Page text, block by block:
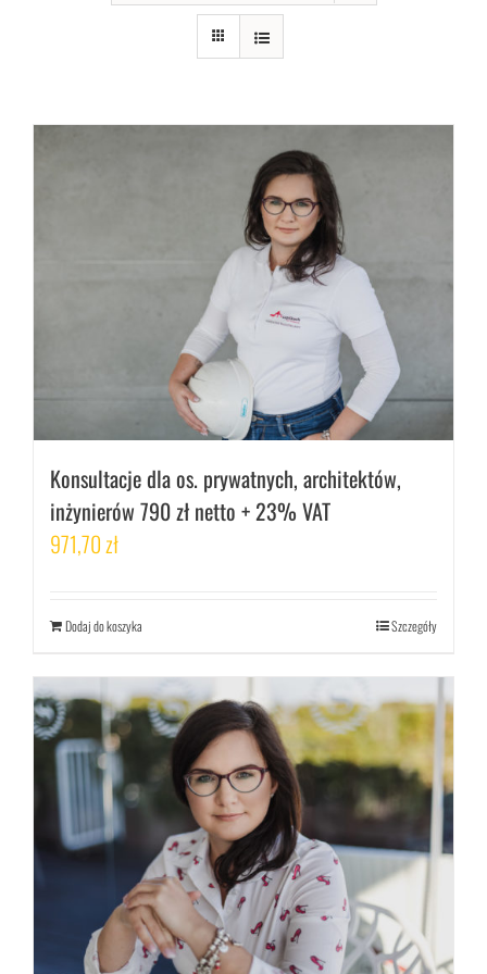
Konsultacje dla os. prywatnych, architektów,
inżynierów 790 zł netto + 23% VAT
971,70zł
Dodaj do koszyka Szczegóły